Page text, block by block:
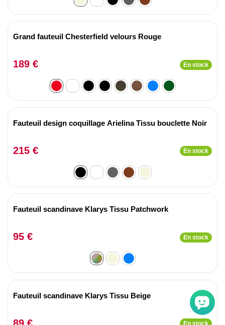
Grand fauteuil Chesterfield velours Rouge
189 € En stock
Fauteuil design coquillage Arielina Tissu bouclette Noir
215 € En stock
Fauteuil scandinave Klarys Tissu Patchwork
95 € En stock
Fauteuil scandinave Klarys Tissu Beige
89 € En stock